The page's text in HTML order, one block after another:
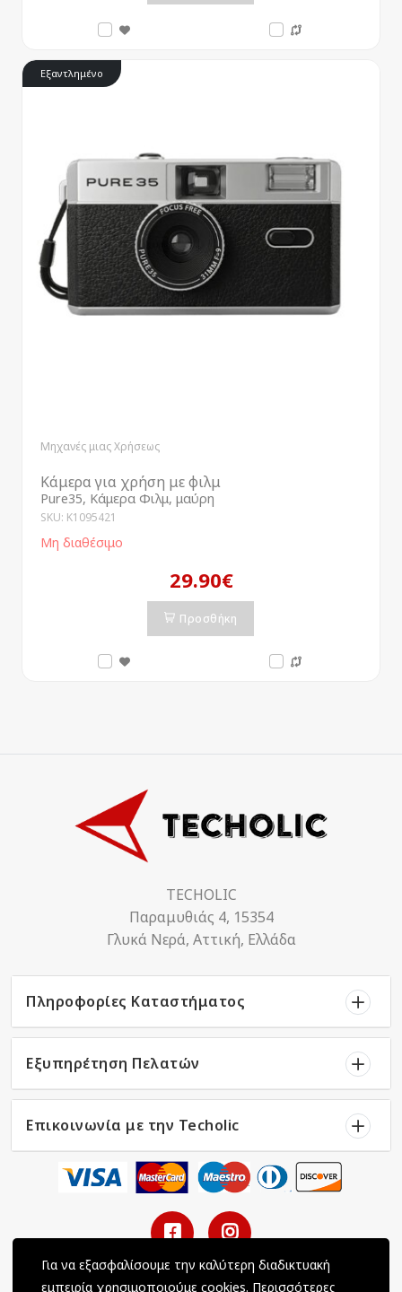
Εξαντλημένο
Μηχανές μιας Χρήσεως
Κάμερα για χρήση με φιλμ
Pure35, Κάμερα Φιλμ, μαύρη
SKU: K1095421
Μη διαθέσιμο
29.90€
Προσθήκη
TECHOLIC
Παραμυθιάς 4, 15354
Γλυκά Νερά, Αττική, Ελλάδα
Πληροφορίες Καταστήματος
Εξυπηρέτηση Πελατών
Επικοινωνία με την Techolic
Για να εξασφαλίσουμε την καλύτερη διαδικτυακή
εμπειρία χρησιμοποιούμε cookies. Περισσότερες